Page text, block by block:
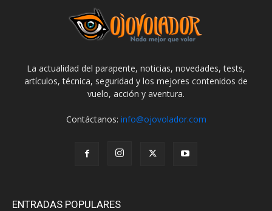
La actualidad del parapente, noticias, novedades, tests,
artículos, técnica, seguridad y los mejores contenidos de
vuelo, acción y aventura.
Contáctanos: info@ojovolador.com
ENTRADAS POPULARES